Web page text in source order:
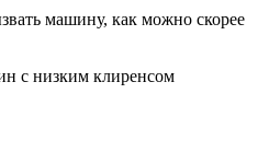
машину, как можно скорее
с низким клиренсом